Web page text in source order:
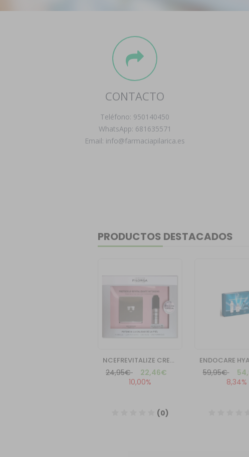
CONTACTO
Teléfono: 950140450
WhatsApp: 681635571
Email: info@farmaciapilarica.es